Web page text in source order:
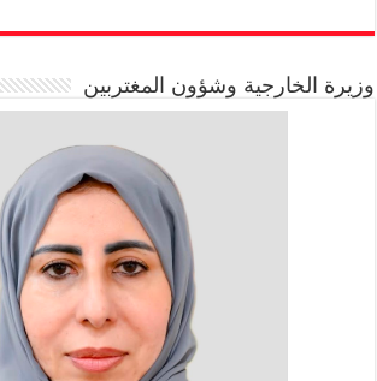
وزيرة الخارجية وشؤون المغتربين